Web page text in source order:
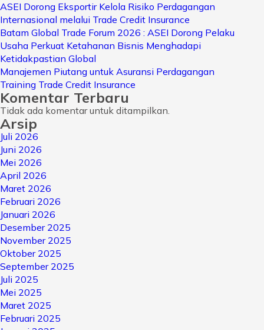
ASEI Dorong Eksportir Kelola Risiko Perdagangan
Internasional melalui Trade Credit Insurance
Batam Global Trade Forum 2026 : ASEI Dorong Pelaku
Usaha Perkuat Ketahanan Bisnis Menghadapi
Ketidakpastian Global
Manajemen Piutang untuk Asuransi Perdagangan
Training Trade Credit Insurance
Komentar Terbaru
Tidak ada komentar untuk ditampilkan.
Arsip
Juli 2026
Juni 2026
Mei 2026
April 2026
Maret 2026
Februari 2026
Januari 2026
Desember 2025
November 2025
Oktober 2025
September 2025
Juli 2025
Mei 2025
Maret 2025
Februari 2025